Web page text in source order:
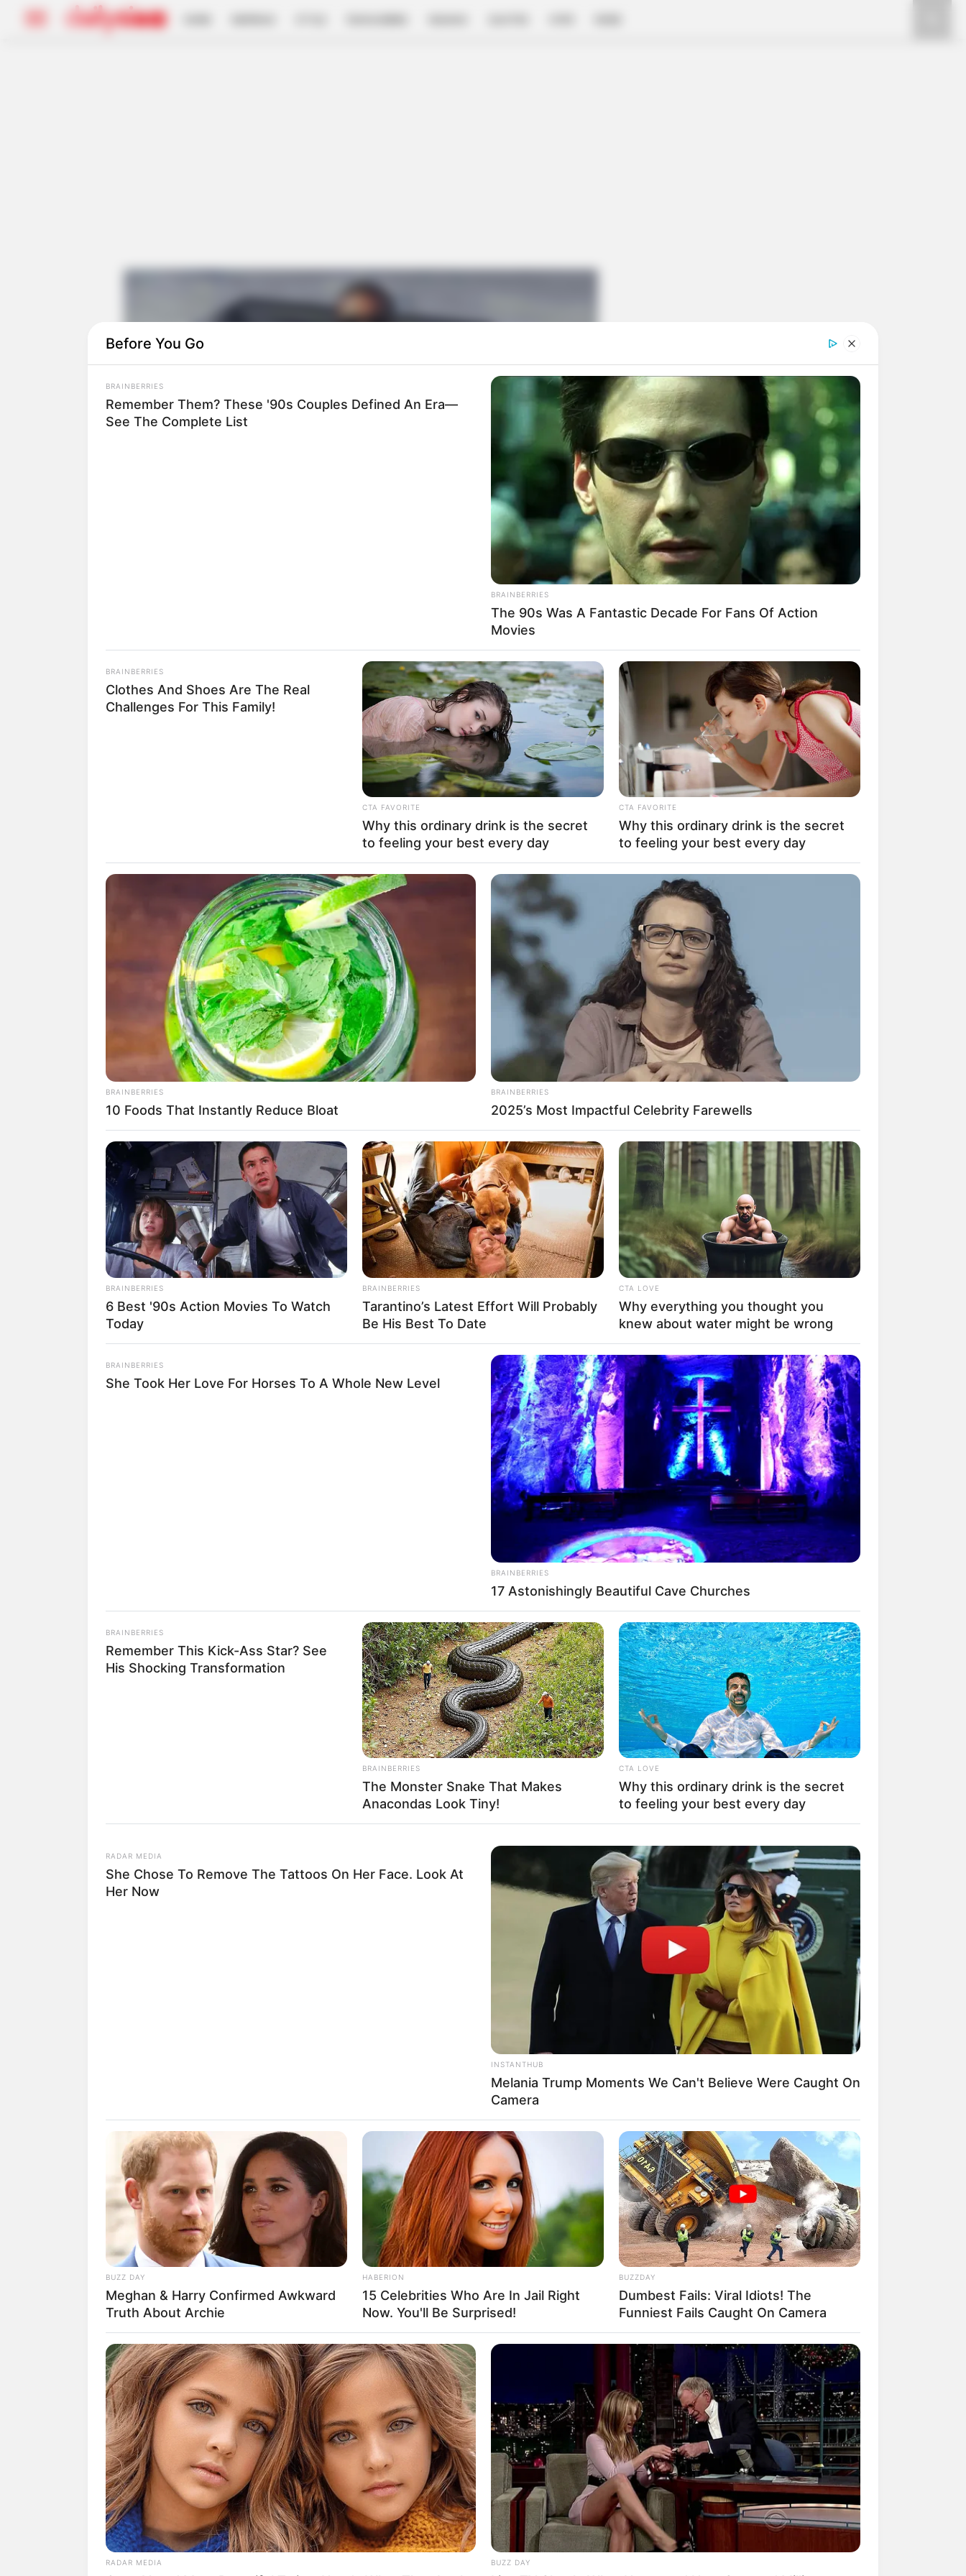
Kanye West
VOTE
Tempat Lahir:
Atlanta, Georgia, Amerika
Serikat
Umur:
49 Tahun Produser Rapper
SHARE TWEET SHARE WHATSAPP LINE
Edit
Kanye West memiliki pesona tersendiri terutama bagi pecinta musik rapp. Berawal dari
kecintaannya dalam dunia musik rapp sejak sekolah dasar membawanya menjadi sukses seperti
sekarang.
Ia bahkan rela putus sekolah di perguruan tinggi demi menekuni hobinya tersebut walau
sebenarnya ditentang oleh ibunya.
Namun, ia berhasil membuktikan bahwa dia bisa sukses sebagai rapper. Tak cuma itu, ia pun
sukses menjadi produser dari Jay-Z, Alicia Keys, John Legends, dan banyak artis lainnya.
Sebagai seorang penyanyi, ia memiliki album solo yang mendapatkan ratusan penghargaan. Ia
memiliki label rekaman sendiri bernama G.O.O.D Music.
Ia juga dikenal memiliki gayafashionyang baik dan dengan kemampuannya tersebut, ia
berinisiatif untuk mendirikan bisnis sendiri di bidangfashionyang dinamakan YZY atau Yeezy.
Baca selengkapnya
Mute
Dengan kesuksesannya tersebut, ia pernah mendapatkan penghargaan Man of the Year dan
Baca juga:Biodata, Profil, dan Fakta Gwen Stefani
(foto: instagram/kimkardashian)
Daftar isi
Biodata & Profil
Nama Lengkap: Kanye Omari West
Nama Panggung:
Serem! 9 Chat Ojek Online &
Pelanggan Ini Bikin Auto
Merinding
Bikin Ngakak, 10 Potret
Cosplay Murah Pakai Bahan
Seadanya
Anti Mainstream, 10 Cara
Membawa Barang Belanjaan
Versi Warga Thailand
Langka Banget! 10 Pose Lucu
Katak yang Bikin Ketawa
Gemes
Ambyar! 10 Kalimat Baper
Pakai Bahasa Jawa Ini Bikin
Galau Abis
Fail! 10 Potret Makanan Gagal
Dimasak yang Bikin Kamu
Nggak Selera
Mainstream yang Konyol
Banget
8 Kata Lucu Seputar Malam
Minggu ala Jomblo yang Bikin
Ngenes
10 Desain Kanopi Tempat
Tidur, Serasa Beristirahat di
Kamar Raja
Tampil Lebih Modern, 7 Potret
Hasil Renovasi Rumah Berusia
90 Tahun
Before You Go
BRAINBERRIES
Remember Them? These '90s Couples Defined An Era—
See The Complete List
BRAINBERRIES
The 90s Was A Fantastic Decade For Fans Of Action
Movies
BRAINBERRIES
Clothes And Shoes Are The Real
Challenges For This Family!
CTA FAVORITE
Why this ordinary drink is the secret
to feeling your best every day
CTA FAVORITE
Why this ordinary drink is the secret
to feeling your best every day
BRAINBERRIES
10 Foods That Instantly Reduce Bloat
BRAINBERRIES
2025’s Most Impactful Celebrity Farewells
BRAINBERRIES
6 Best '90s Action Movies To Watch
Today
BRAINBERRIES
Tarantino’s Latest Effort Will Probably
Be His Best To Date
CTA LOVE
Why everything you thought you
knew about water might be wrong
BRAINBERRIES
She Took Her Love For Horses To A Whole New Level
BRAINBERRIES
17 Astonishingly Beautiful Cave Churches
BRAINBERRIES
Remember This Kick-Ass Star? See
His Shocking Transformation
BRAINBERRIES
The Monster Snake That Makes
Anacondas Look Tiny!
CTA LOVE
Why this ordinary drink is the secret
to feeling your best every day
RADAR MEDIA
She Chose To Remove The Tattoos On Her Face. Look At
Her Now
INSTANTHUB
Melania Trump Moments We Can't Believe Were Caught On
Camera
BUZZ DAY
Meghan & Harry Confirmed Awkward
Truth About Archie
HABERION
15 Celebrities Who Are In Jail Right
Now. You'll Be Surprised!
BUZZDAY
Dumbest Fails: Viral Idiots! The
Funniest Fails Caught On Camera
RADAR MEDIA BUZZ DAY